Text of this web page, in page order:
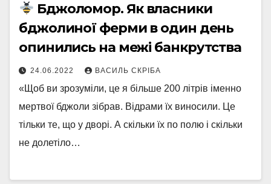
Бджоломор. Як власники
бджолиної ферми в один день
опинились на межі банкрутства
24.06.2022 ВАСИЛЬ СКРІБА
«Щоб ви зрозуміли, це я більше 200 літрів іменно
мертвої бджоли зібрав. Відрами їх виносили. Це
тільки те, що у дворі. А скільки їх по полю і скільки
не долетіло…